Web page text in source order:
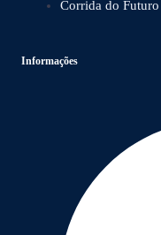
Corrida do Futuro
Informações